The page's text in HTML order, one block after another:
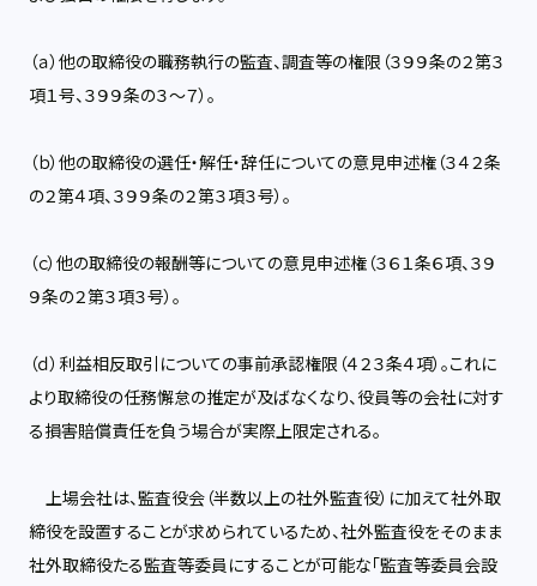
（ａ）他の取締役の職務執行の監査、調査等の権限（３９９条の２第３
項１号、３９９条の３～７）。
（ｂ）他の取締役の選任・解任・辞任についての意見申述権（３４２条
の２第４項、３９９条の２第３項３号）。
（ｃ）他の取締役の報酬等についての意見申述権（３６１条６項、３９
９条の２第３項３号）。
（ｄ）利益相反取引についての事前承認権限（４２３条４項）。これに
より取締役の任務懈怠の推定が及ばなくなり、役員等の会社に対す
る損害賠償責任を負う場合が実際上限定される。
上場会社は、監査役会（半数以上の社外監査役）に加えて社外取
締役を設置することが求められているため、社外監査役をそのまま
社外取締役たる監査等委員にすることが可能な「監査等委員会設